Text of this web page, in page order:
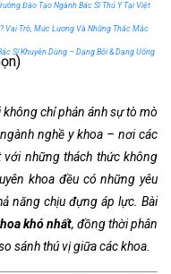
Đào Tạo Ngành Bác Sĩ Thú Y Tại Việt
Vai Trò, Mức Lương Và Những Thắc Mắc
Sĩ Khuyên Dùng – Dạng Bôi & Dạng Uống
không chỉ phản ánh sự tò mò
nghề y khoa – nơi các
những thách thức không
khoa đều có những yêu
năng chịu đựng áp lực. Bài
khó nhất, đồng thời phân
sánh thú vị giữa các khoa.